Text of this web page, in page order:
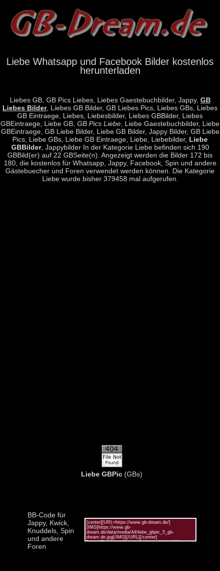
Liebe Whatsapp und Facebook Bilder kostenlos
herunterladen
Liebes GB, GB Pics Liebes, Liebes Gaestebuchbilder, Jappy, GB
Liebes Bilder, Liebes GB Bilder, GB Liebes Pics, Liebes GBs, Liebes
GB Eintraege, Liebes, Liebesbilder, Liebes GBBilder, Liebes
GBEintraege, Liebe GB, GB Pics Liebe , Liebe Gaestebuchbilder, Liebe
GBEintraege, GB Liebe Bilder, Liebe GB Bilder, Jappy Bilder, GB Liebe
Pics, Liebe GBs, Liebe GB Eintraege, Liebe, Liebebilder, Liebe
GBBilder, Jappybilder In der Kategorie Liebe befinden sich 190
GBBild(er) auf 22 GBSeite(n). Angezeigt werden die Bilder 172 bis
180, die kostenlos für Whatsapp, Jappy, Facebook, Spin und andere
Gästebuecher und Foren verwendet werden können. Die Kategorie
Liebe wurde bisher 379458 mal aufgerufen.
Liebe GBPic (GBs)
BB-Code für
Jappy, Kwick,
Knuddels, Spin
und andere
Foren